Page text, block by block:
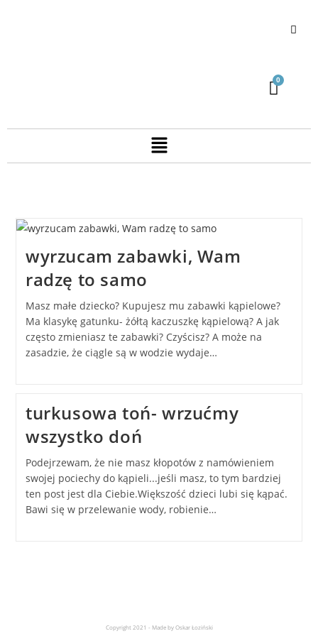
wyrzucam zabawki, Wam
radzę to samo
Masz małe dziecko? Kupujesz mu zabawki kąpielowe?
Ma klasykę gatunku- żółtą kaczuszkę kąpielową? A jak
często zmieniasz te zabawki? Czyścisz? A może na
zasadzie, że ciągle są w wodzie wydaje…
turkusowa toń- wrzućmy
wszystko doń
Podejrzewam, że nie masz kłopotów z namówieniem
swojej pociechy do kąpieli...jeśli masz, to tym bardziej
ten post jest dla Ciebie.Większość dzieci lubi się kąpać.
Bawi się w przelewanie wody, robienie…
Copyright 2021 - Made by Oskar Łoziński